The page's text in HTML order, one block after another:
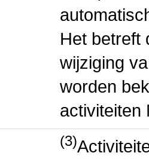
Het betreft
wijziging
worden
activiteiten
(3)